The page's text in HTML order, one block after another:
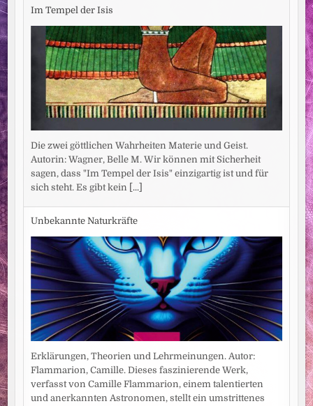
Im Tempel der Isis
Die zwei göttlichen Wahrheiten Materie und Geist.
Autorin: Wagner, Belle M. Wir können mit Sicherheit
sagen, dass "Im Tempel der Isis" einzigartig ist und für
sich steht. Es gibt kein [...]
Unbekannte Naturkräfte
Erklärungen, Theorien und Lehrmeinungen. Autor:
Flammarion, Camille. Dieses faszinierende Werk,
verfasst von Camille Flammarion, einem talentierten
und anerkannten Astronomen, stellt ein umstrittenes